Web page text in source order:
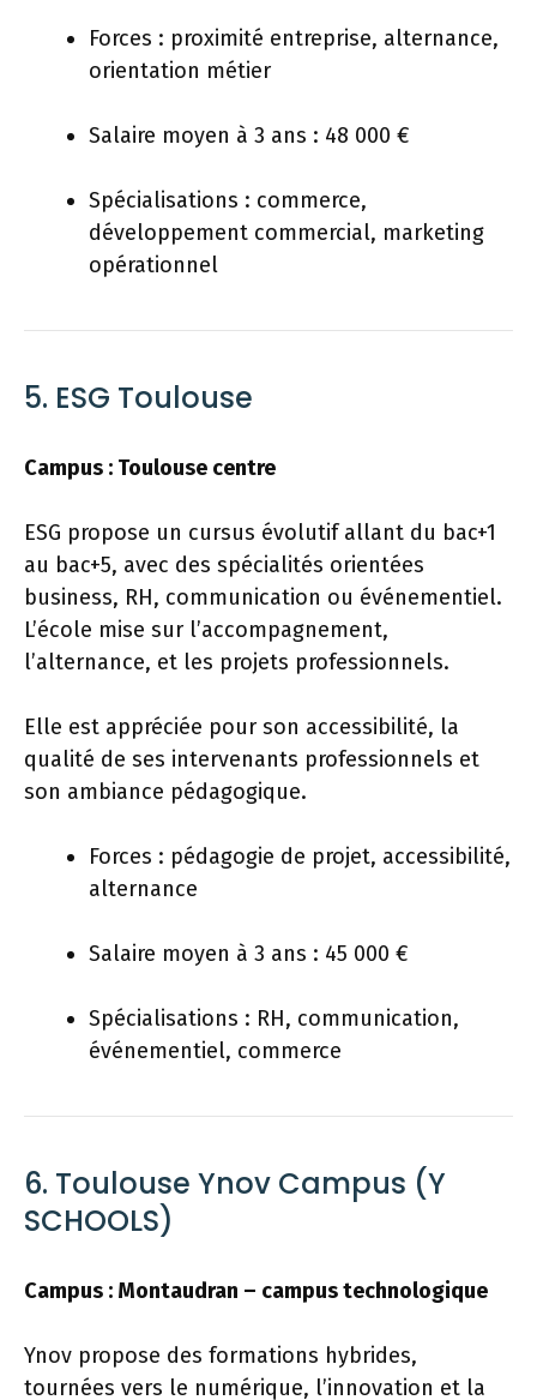
Forces : proximité entreprise, alternance,
orientation métier
Salaire moyen à 3 ans : 48 000 €
Spécialisations : commerce,
développement commercial, marketing
opérationnel
5. ESG Toulouse
Campus : Toulouse centre
ESG propose un cursus évolutif allant du bac+1
au bac+5, avec des spécialités orientées
business, RH, communication ou événementiel.
L’école mise sur l’accompagnement,
l’alternance, et les projets professionnels.
Elle est appréciée pour son accessibilité, la
qualité de ses intervenants professionnels et
son ambiance pédagogique.
Forces : pédagogie de projet, accessibilité,
alternance
Salaire moyen à 3 ans : 45 000 €
Spécialisations : RH, communication,
événementiel, commerce
6. Toulouse Ynov Campus (Y
SCHOOLS)
Campus : Montaudran – campus technologique
Ynov propose des formations hybrides,
tournées vers le numérique, l’innovation et la